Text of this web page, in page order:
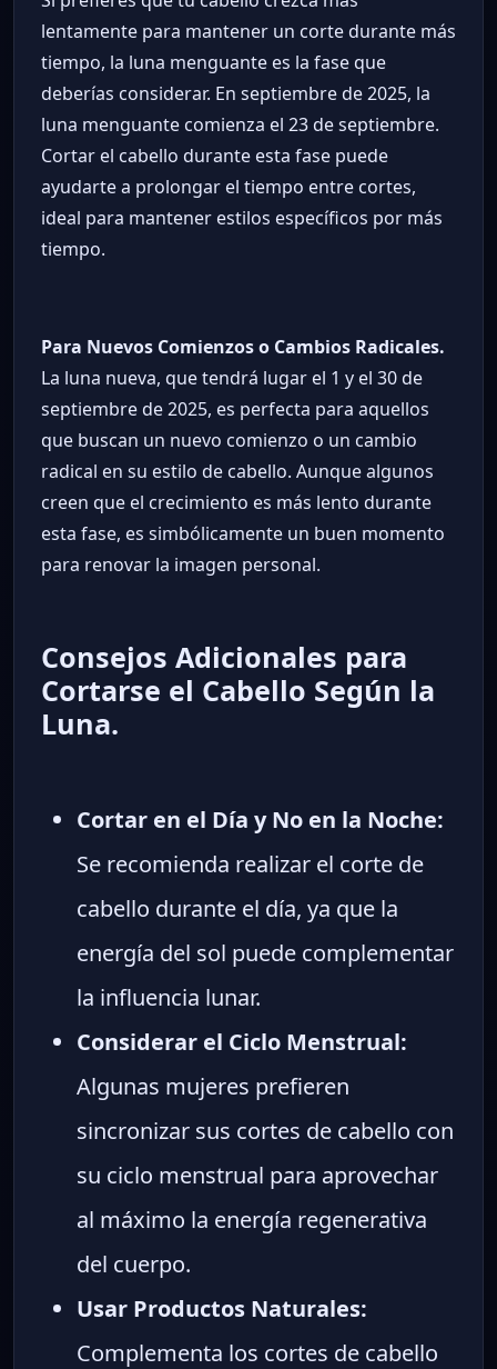
lentamente para mantener un corte durante más
tiempo, la luna menguante es la fase que
deberías considerar. En septiembre de 2025, la
luna menguante comienza el 23 de septiembre.
Cortar el cabello durante esta fase puede
ayudarte a prolongar el tiempo entre cortes,
ideal para mantener estilos específicos por más
tiempo.
Para Nuevos Comienzos o Cambios Radicales.
La luna nueva, que tendrá lugar el 1 y el 30 de
septiembre de 2025, es perfecta para aquellos
que buscan un nuevo comienzo o un cambio
radical en su estilo de cabello. Aunque algunos
creen que el crecimiento es más lento durante
esta fase, es simbólicamente un buen momento
para renovar la imagen personal.
Consejos Adicionales para
Cortarse el Cabello Según la
Luna.
Cortar en el Día y No en la Noche:
Se recomienda realizar el corte de
cabello durante el día, ya que la
energía del sol puede complementar
la influencia lunar.
Considerar el Ciclo Menstrual:
Algunas mujeres prefieren
sincronizar sus cortes de cabello con
su ciclo menstrual para aprovechar
al máximo la energía regenerativa
del cuerpo.
Usar Productos Naturales:
Complementa los cortes de cabello